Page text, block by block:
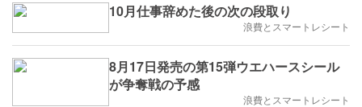
10月仕事辞めた後の次の段取り
浪費とスマートレシート
8月17日発売の第15弾ウエハースシール
が争奪戦の予感
浪費とスマートレシート